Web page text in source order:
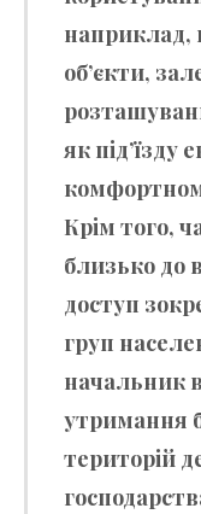
наприклад,
об’єкти,
як під’їзду
Крім того,
близько до
доступ
груп
начальник
утримання
територій